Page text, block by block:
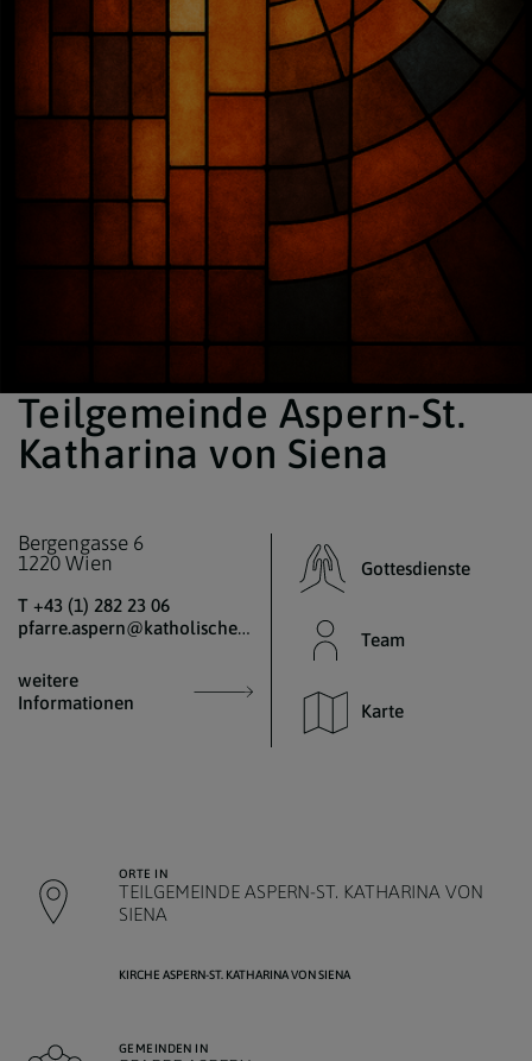
Teilgemeinde Aspern-St.
Katharina von Siena
Bergengasse 6
1220 Wien
T +43 (1) 282 23 06
pfarre.aspern@katholischekirche.at
weitere
Informationen
Gottesdienste
Team
Karte
ORTE IN
TEILGEMEINDE ASPERN-ST. KATHARINA VON
SIENA
KIRCHE ASPERN-ST. KATHARINA VON SIENA
GEMEINDEN IN